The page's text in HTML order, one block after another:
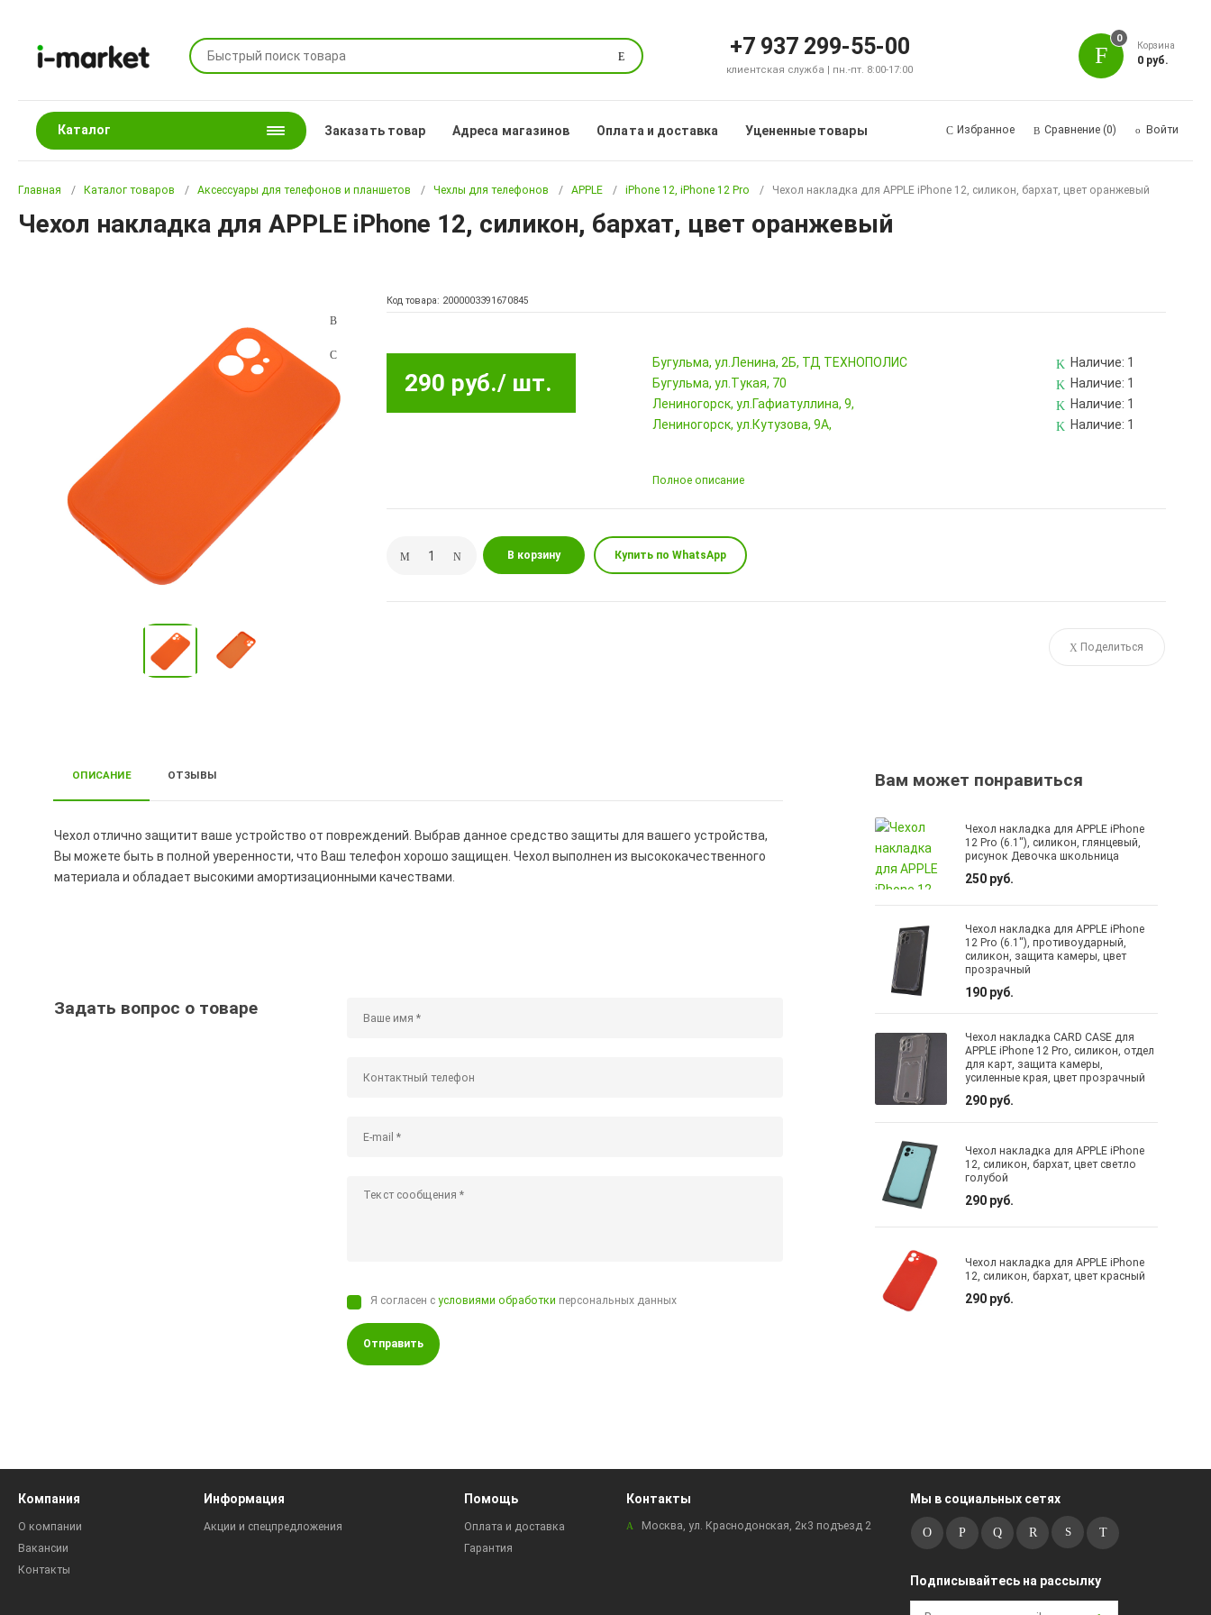
Поиск +7 937 299-55-00
клиентская служба | пн.-пт. 8:00-17:00
0
Корзина
0 руб.
Каталог Заказать товар Адреса магазинов Оплата и доставка Уцененные товары Избранное Сравнение (0) Войти
Главная Каталог товаров Аксессуары для телефонов и планшетов Чехлы для телефонов APPLE iPhone 12, iPhone 12 Pro Чехол накладка для APPLE iPhone 12, силикон, бархат, цвет оранжевый
Чехол накладка для APPLE iPhone 12, силикон, бархат, цвет оранжевый
Код товара: 2000003391670845
290 руб./ шт.
Бугульма, ул.Ленина, 2Б, ТД ТЕХНОПОЛИС Наличие: 1
Бугульма, ул.Тукая, 70
Наличие: 1
Лениногорск, ул.Гафиатуллина, 9,
Наличие: 1
Лениногорск, ул.Кутузова, 9А,
Наличие: 1
Полное описание
В корзину Купить по WhatsApp
Поделиться
ОПИСАНИЕ ОТЗЫВЫ
Чехол отлично защитит ваше устройство от повреждений. Выбрав данное средство защиты для вашего устройства,
Вы можете быть в полной уверенности, что Ваш телефон хорошо защищен. Чехол выполнен из высококачественного
материала и обладает высокими амортизационными качествами.
Задать вопрос о товаре
Я согласен сусловиями обработки персональных данных
Отправить
Вам может понравиться
Чехол накладка для APPLE iPhone
12 Pro (6.1"), силикон, глянцевый,
рисунок Девочка школьница
250 руб.
Чехол накладка для APPLE iPhone
12 Pro (6.1"), противоударный,
силикон, защита камеры, цвет
прозрачный
190 руб.
Чехол накладка CARD CASE для
APPLE iPhone 12 Pro, силикон, отдел
для карт, защита камеры,
усиленные края, цвет прозрачный
290 руб.
Чехол накладка для APPLE iPhone
12, силикон, бархат, цвет светло
голубой
290 руб.
Чехол накладка для APPLE iPhone
12, силикон, бархат, цвет красный
290 руб.
Компания
О компании
Вакансии
Контакты
Информация
Акции и спецпредложения
Помощь
Оплата и доставка
Гарантия
Контакты
Москва, ул. Краснодонская, 2к3 подъезд 2
Мы в социальных сетях
Подписывайтесь на рассылку